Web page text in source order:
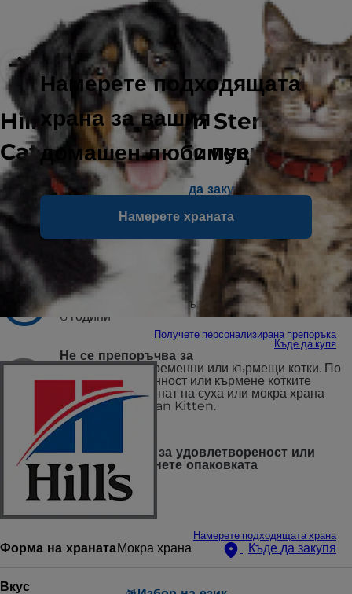
Намерете подходящата
храна за вашия
домашен любимец
Намерете храната
Получете персонализирана препоръка
Къде да купя
Намерете подходящата храна
Къде да закупя
Hill's Science Plan Sterilised
Cat Young Adult с пуешко
Намерете къде да закупите
Акценти
Препоръчва се за
Кастрирани котки на възраст от 6 месеца до
6 години
Не се препоръчва за
Подрастващи, бременни или кърмещи котки. По
време на бременност или кърмене котките
трябва да преминат на суха или мокра храна
Hill's Science Plan Kitten.
100% гаранция за удовлетвореност или
можете да върнете опаковката
Форма на хранатаМокра храна
Вкус